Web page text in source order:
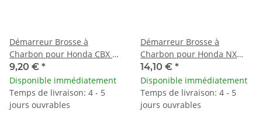
Démarreur Brosse à
Charbon pour Honda CBX VT
Kawasaki GPZ Z Suzuki
Yamaha
9,20 € *
Disponible immédiatement
Temps de livraison: 4 - 5
jours ouvrables
Démarreur Brosse à
Charbon pour Honda NX
650 Yamaha FZR 600
Kawasaki ER 500
14,10 € *
Disponible immédiatement
Temps de livraison: 4 - 5
jours ouvrables